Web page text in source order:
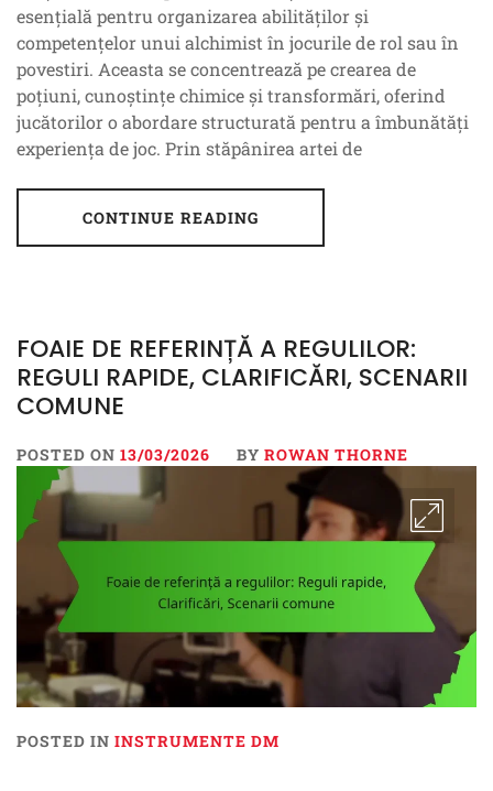
esențială pentru organizarea abilităților și
competențelor unui alchimist în jocurile de rol sau în
povestiri. Aceasta se concentrează pe crearea de
poțiuni, cunoștințe chimice și transformări, oferind
jucătorilor o abordare structurată pentru a îmbunătăți
experiența de joc. Prin stăpânirea artei de
CONTINUE READING
FOAIE DE REFERINȚĂ A REGULILOR:
REGULI RAPIDE, CLARIFICĂRI, SCENARII
COMUNE
POSTED ON 13/03/2026 BY ROWAN THORNE
POSTED IN INSTRUMENTE DM